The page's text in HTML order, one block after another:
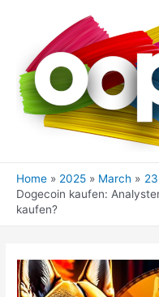
Home 2025 March
23
Dogecoin kaufen:
kaufen?